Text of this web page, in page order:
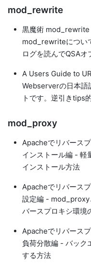
mod_rewrite
黒魔術 mod_rewrite
mod_rewriteについ
ログを読んでQSAオ
A Users Guide to
Webserverの日本語
トです。逆引きtips
mod_proxy
Apacheでリバース
インストール編 - 軽
インストール方法
Apacheでリバース
設定編 - mod_proxy
バースプロキシ環境
Apacheでリバース
負荷分散編 - バック
する方法